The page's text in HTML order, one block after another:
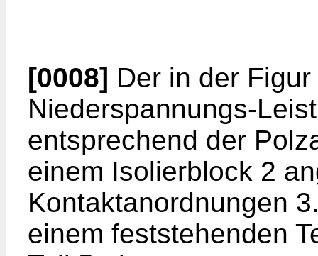
[0008] Der in der
Niederspannungs-
entsprechend der
einem Isolierblock 2
Kontaktanordnungen
einem feststehenden